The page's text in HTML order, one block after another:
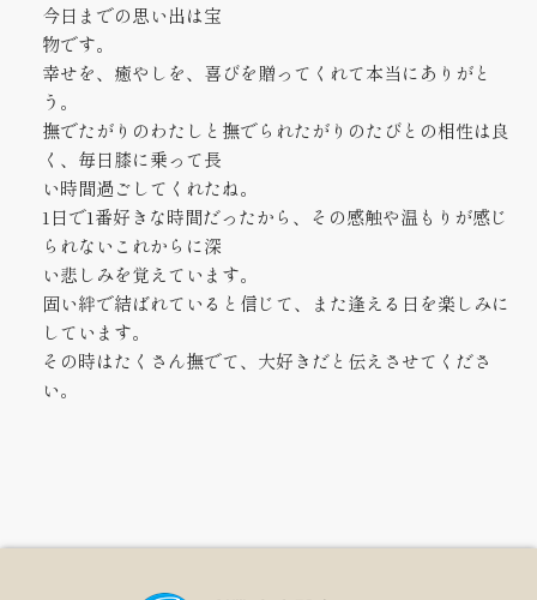
今日までの思い出は宝
物です。
幸せを、癒やしを、喜びを贈ってくれて本当にありがと
う。
撫でたがりのわたしと撫でられたがりのたびとの相性は良
く、毎日膝に乗って長
い時間過ごしてくれたね。
1日で1番好きな時間だったから、その感触や温もりが感じ
られないこれからに深
い悲しみを覚えています。
固い絆で結ばれていると信じて、また逢える日を楽しみに
しています。
その時はたくさん撫でて、大好きだと伝えさせてくださ
い。